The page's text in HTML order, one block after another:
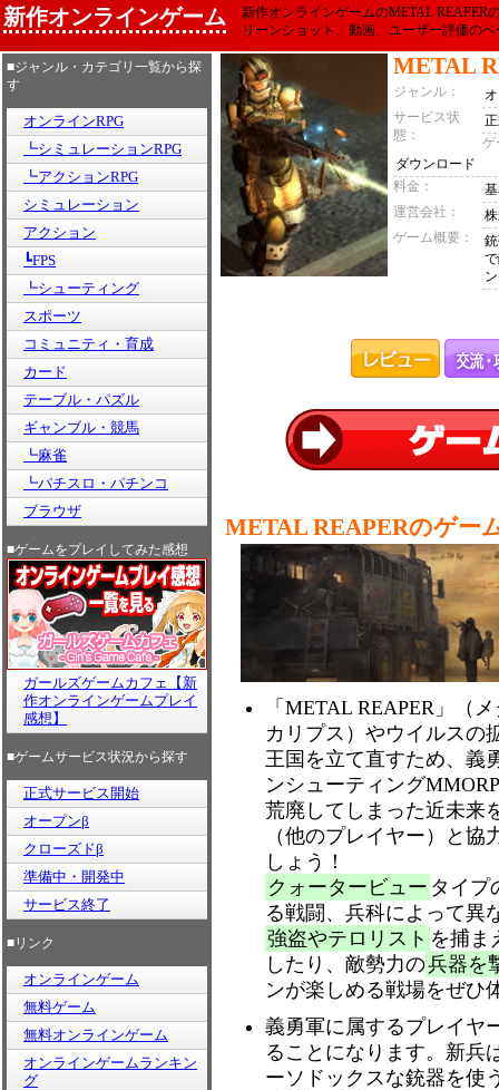
新作オンラインゲーム
新作オンラインゲームのMETAL REAPER
リーンショット、動画、ユーザー評価の
■ジャンル・カテゴリ一覧から探
す
オンラインRPG
┗シミュレーションRPG
┗アクションRPG
シミュレーション
アクション
┗FPS
┗シューティング
スポーツ
コミュニティ・育成
カード
テーブル・パズル
ギャンブル・競馬
┗麻雀
┗パチスロ・パチンコ
ブラウザ
■ゲームをプレイしてみた感想
ガールズゲームカフェ【新
作オンラインゲームプレイ
感想】
■ゲームサービス状況から探す
正式サービス開始
オープンβ
クローズドβ
準備中・開発中
サービス終了
■リンク
オンラインゲーム
無料ゲーム
無料オンラインゲーム
オンラインゲームランキン
グ
METAL
ジャンル：
サービス状
態：
ゲ
ダウンロード
料金：
運営会社：
ゲーム概要：
METAL REAPERのゲー
「METAL REAPER」（
カリプス）やウイルスの
王国を立て直すため、義
ンシューティング
荒廃してしまった近未来
（他のプレイヤー）と
しょう！
クォータービュー タイプ
る戦闘、兵科によって異
強盗やテロリスト を捕ま
したり、敵勢力の兵器を
ンが楽しめる戦場をぜひ
義勇軍に属するプレイヤ
ることになります。新兵
ーソドックスな銃器を使